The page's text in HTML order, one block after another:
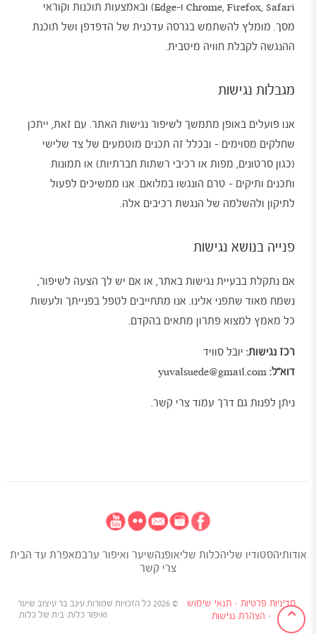
Chrome, Firefox, Safari ו-Edge) ובאמצעות תוכנות וקוראי
מסך. מומלץ להשתמש בגרסה עדכנית של הדפדפן ושל תוכנת
ההנגשה לקבלת חוויה מיטבית.
מגבלות נגישות
אנו פועלים באופן מתמשך לשיפור נגישות האתר. עם זאת, ייתכן
שחלקים מסוימים – ובכלל זה תכנים מוטמעים של צד שלישי
(כגון סרטונים, מפות או רכיבי רשתות חברתיות) או תמונות
ותכנים ותיקים – טרם הונגשו במלואם. אנו ממשיכים לפעול
לתיקון ולהשלמה של הנגשת רכיבים אלה.
פנייה בנושא נגישות
אם נתקלת בבעיית נגישות באתר, או אם יש לך הצעה לשיפור,
נשמח מאוד שתפני אלינו. אנו מתחייבים לטפל בפנייתך ולעשות
כל מאמץ למצוא פתרון מתאים בהקדם.
רכז נגישות: יובל סוויד
דוא"ל:
ניתן לפנות גם דרך עמוד צרי קשר.
אודותיהסטודיו שליהכלות שליאופנהשיער ואיפור ערבמאפרת עד הבית
צרי קשר
מדיניות פרטיות ·תנאי שימוש
· הצהרת נגישות
©
2026כל הזכויות שמורותעינב ברעיצוב שיער
ואיפור כלות. בית של כלות. ⌃